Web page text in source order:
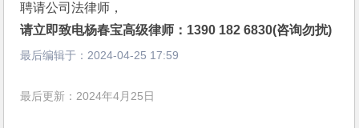
聘请公司法律师，
请立即致电杨春宝高级律师：1390 182 6830(咨询勿扰)
最后编辑于： 2024-04-25 17:59
最后更新：2024年4月25日